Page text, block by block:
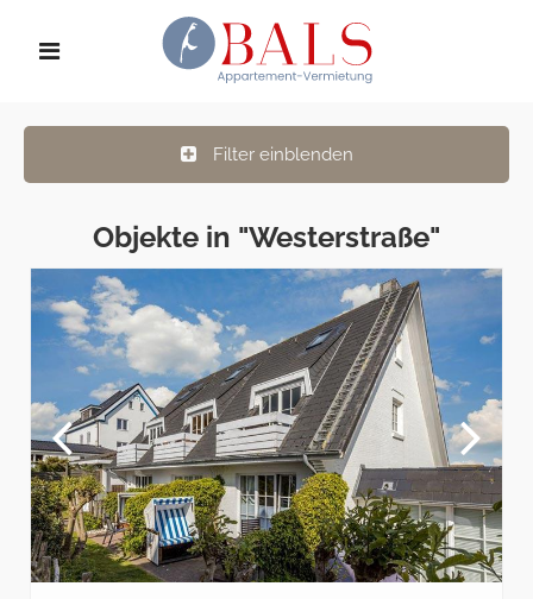
Filter einblenden
Objekte in "Westerstraße"